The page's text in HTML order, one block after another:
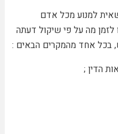
למנוע מכל אדם
מה על פי שיקול דעתה
בכל אחד מהמקרים הבאים :
הדין ;